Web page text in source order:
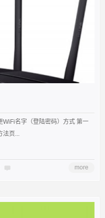
名字（登陆密码）方式 第一
法页...
more